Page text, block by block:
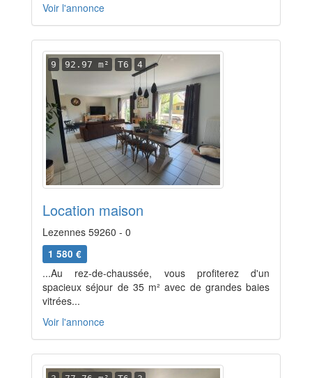
Voir l'annonce
9 92.97 m² T6 4
Location maison
Lezennes 59260 - 0
1 580 €
...Au rez-de-chaussée, vous profiterez d'un
spacieux séjour de 35 m² avec de grandes baies
vitrées...
Voir l'annonce